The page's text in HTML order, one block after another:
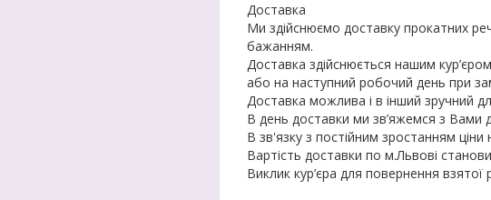
Доставка
Ми здійснюємо доставку прокатних
бажанням.
Доставка здійснюється нашим
або на наступний робочий день при
Доставка можлива і в інший зручний
В день доставки ми зв’яжемся з Вами
В зв'язку з постійним зростанням
Вартість доставки по м.Львові
Виклик кур’єра для повернення